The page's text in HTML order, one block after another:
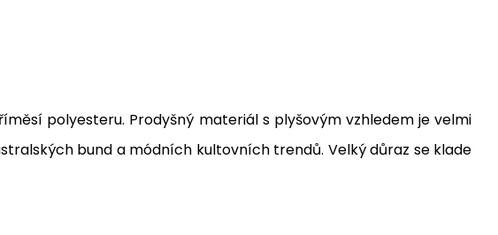
polyesteru. Prodyšný materiál s plyšovým vzhledem je velmi
bund a módních kultovních trendů. Velký důraz se klade